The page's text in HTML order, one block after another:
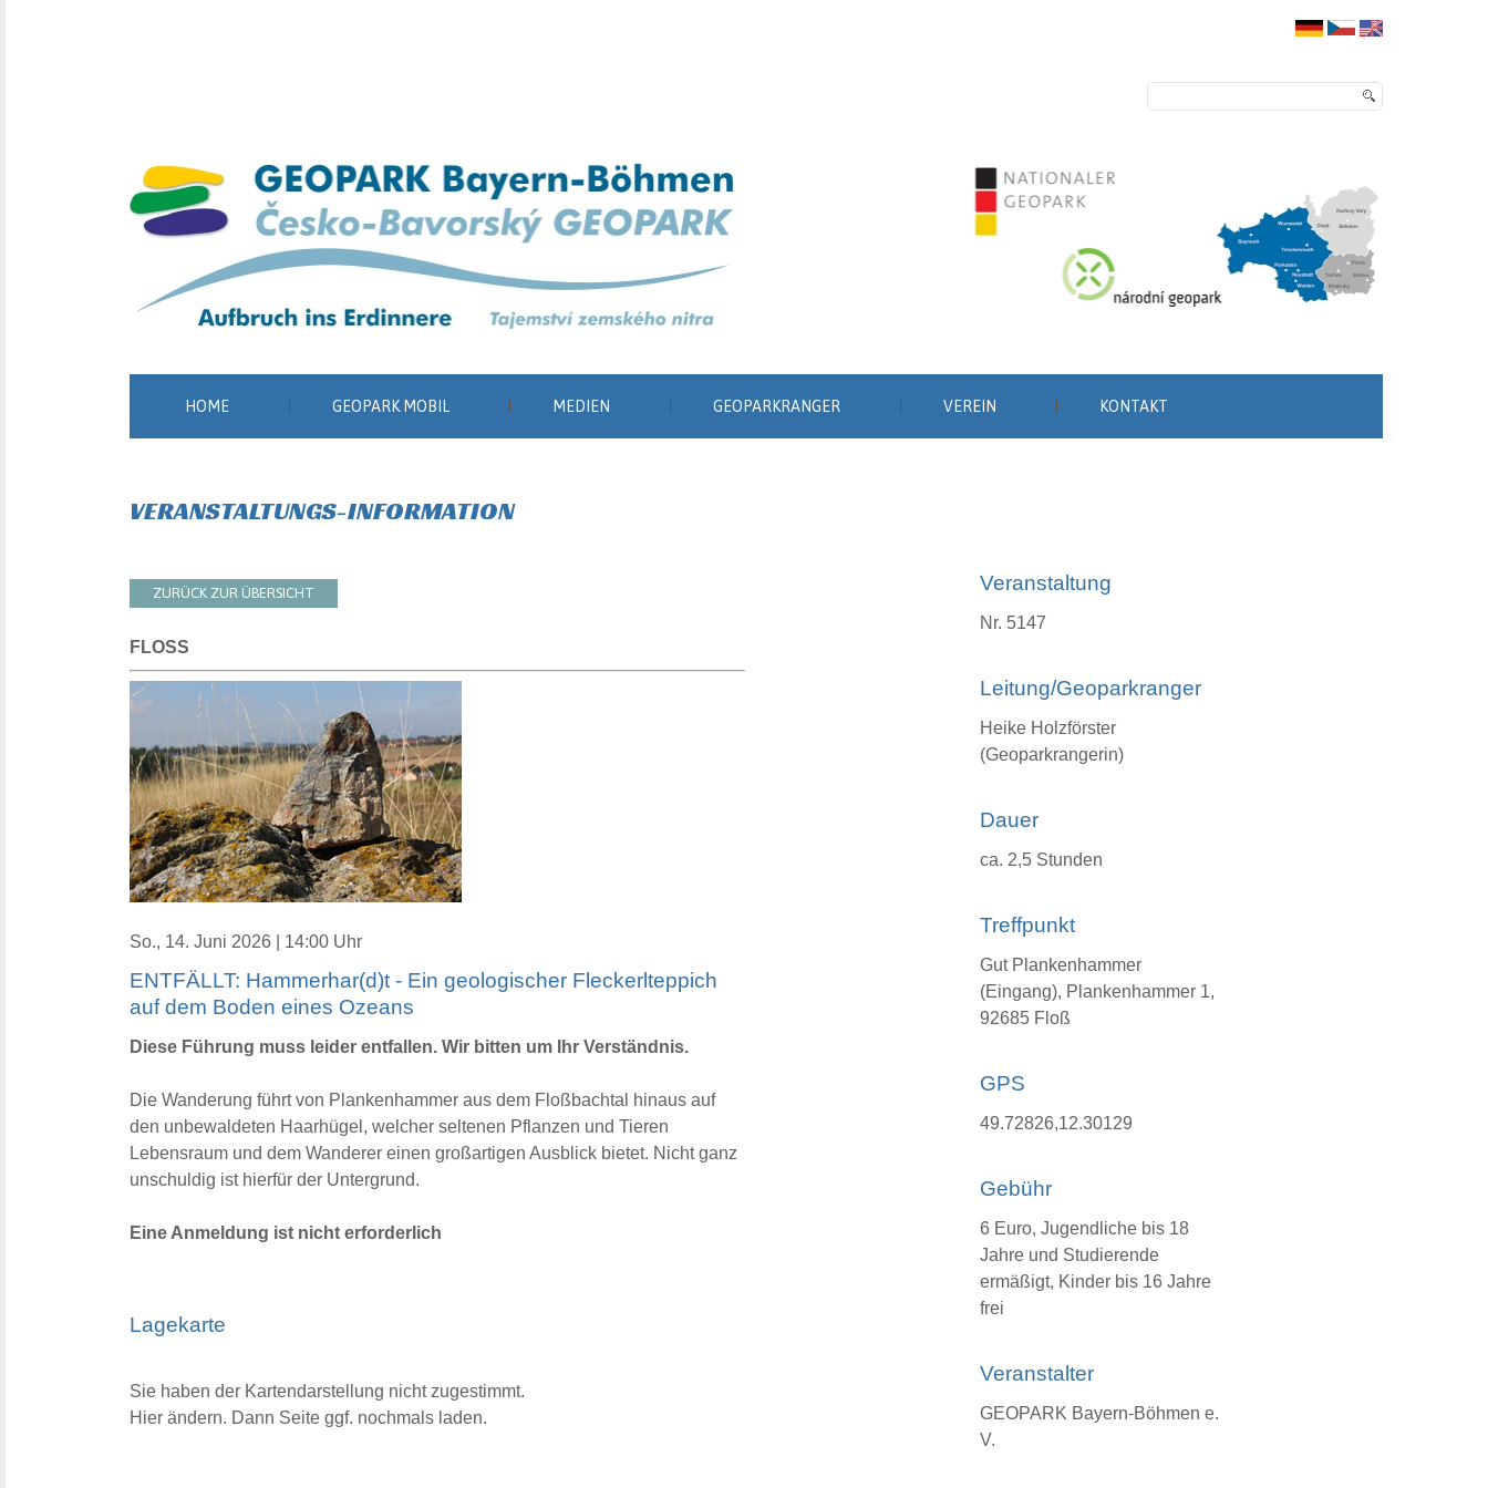
HOME GEOPARK MOBIL MEDIEN GEOPARKRANGER VEREIN KONTAKT
VERANSTALTUNGS-INFORMATION
ZURÜCK ZUR ÜBERSICHT
FLOSS
So., 14. Juni 2026 | 14:00 Uhr
ENTFÄLLT: Hammerhar(d)t - Ein geologischer Fleckerlteppich
auf dem Boden eines Ozeans
Diese Führung muss leider entfallen. Wir bitten um Ihr Verständnis.
Die Wanderung führt von Plankenhammer aus dem Floßbachtal hinaus auf
den unbewaldeten Haarhügel, welcher seltenen Pflanzen und Tieren
Lebensraum und dem Wanderer einen großartigen Ausblick bietet. Nicht ganz
unschuldig ist hierfür der Untergrund.
Eine Anmeldung ist nicht erforderlich
Lagekarte
Sie haben der Kartendarstellung nicht zugestimmt.
Hier ändern. Dann Seite ggf. nochmals laden.
Veranstaltung
Nr. 5147
Leitung/Geoparkranger
Heike Holzförster
(Geoparkrangerin)
Dauer
ca. 2,5 Stunden
Treffpunkt
Gut Plankenhammer
(Eingang), Plankenhammer 1,
92685 Floß
GPS
49.72826,12.30129
Gebühr
6 Euro, Jugendliche bis 18
Jahre und Studierende
ermäßigt, Kinder bis 16 Jahre
frei
Veranstalter
GEOPARK Bayern-Böhmen e.
V.